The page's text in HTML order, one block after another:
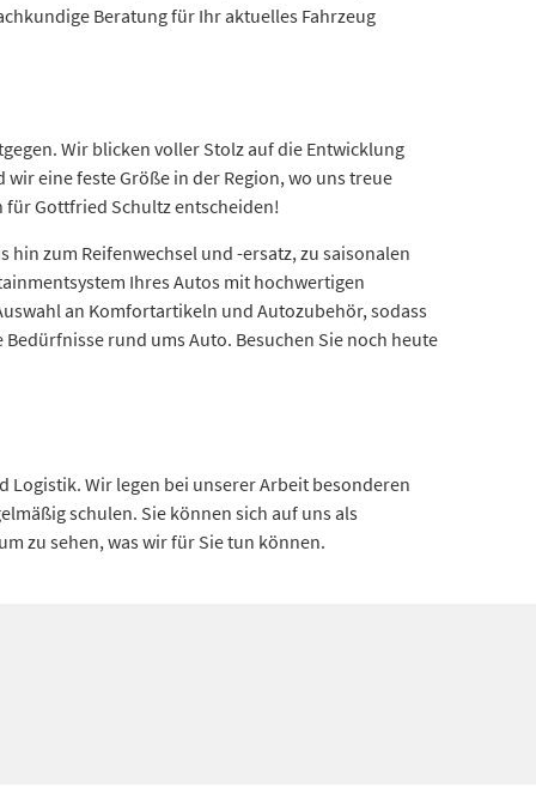
Beratung für Ihr aktuelles Fahrzeug
Wir blicken voller Stolz auf die Entwicklung
eine feste Größe in der Region, wo uns treue
für Gottfried Schultz entscheiden!
zum Reifenwechsel und -ersatz, zu saisonalen
Ihres Autos mit hochwertigen
an Komfortartikeln und Autozubehör, sodass
rund ums Auto. Besuchen Sie noch heute
Wir legen bei unserer Arbeit besonderen
schulen. Sie können sich auf uns als
zu sehen, was wir für Sie tun können.